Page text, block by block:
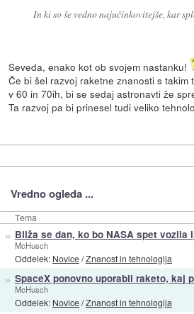
In ki so še vedno najučinkovitejše, kar
Seveda, enako kot ob svojem nastanku!
Če bi šel razvoj raketne znanosti s takim
v 60 in 70ih, bi se sedaj astronavti že
Ta razvoj pa bi prinesel tudi veliko
Vredno ogleda ...
Tema
» Bliža se dan, ko bo NASA spet vozila
McHusch
Oddelek: Novice/Znanost in tehnologija
» SpaceX ponovno uporabil raketo, kaj
McHusch
Oddelek: Novice/Znanost in tehnologija